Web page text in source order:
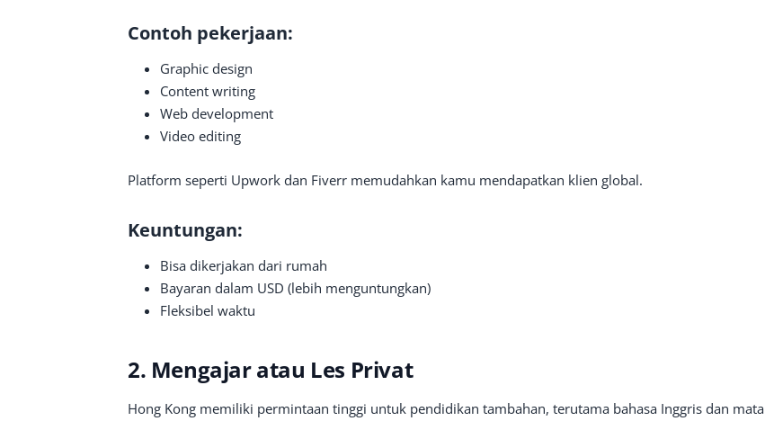
Contoh pekerjaan:
Graphic design
Content writing
Web development
Video editing
Platform seperti Upwork dan Fiverr memudahkan kamu mendapatkan klien global.
Keuntungan:
Bisa dikerjakan dari rumah
Bayaran dalam USD (lebih menguntungkan)
Fleksibel waktu
2. Mengajar atau Les Privat
Hong Kong memiliki permintaan tinggi untuk pendidikan tambahan, terutama bahasa Inggris dan mata